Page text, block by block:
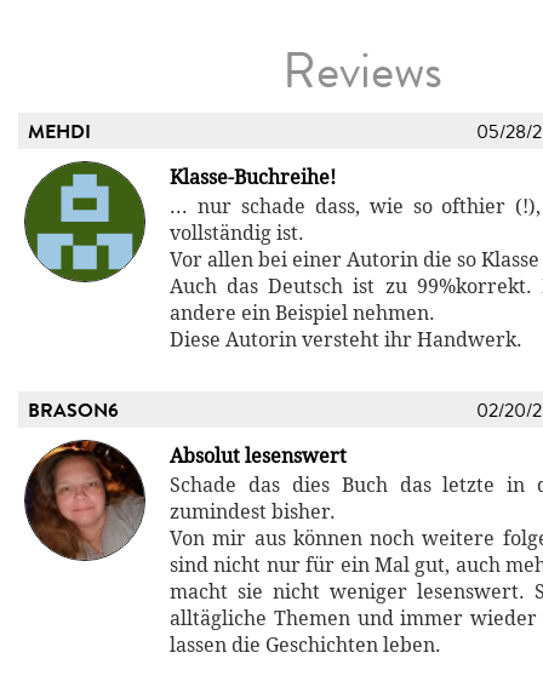
Reviews
MEHDI 05/28/
Klasse-Buchreihe!
... nur schade dass, wie so ofthier
vollständig ist.
Vor allen bei einer Autorin die so
Auch das Deutsch ist zu 99%korrekt.
andere ein Beispiel nehmen.
Diese Autorin versteht ihr Handwerk.
BRASON6 02/20/
Absolut lesenswert
Schade das dies Buch das letzte in
zumindest bisher.
Von mir aus können noch weitere
sind nicht nur für ein Mal gut, auch
macht sie nicht weniger lesenswert.
alltägliche Themen und immer wieder
lassen die Geschichten leben.